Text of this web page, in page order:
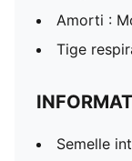
Amorti :
Tige
Semelle